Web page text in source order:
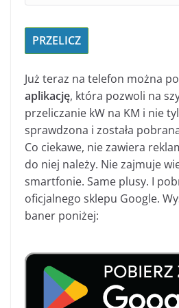
Już teraz na telefon można
aplikację, która pozwoli na
przeliczanie kW na KM i nie
sprawdzona i została
Co ciekawe, nie zawiera
do niej należy. Nie zajmuje
smartfonie. Same plusy. I
oficjalnego sklepu Google.
baner poniżej: